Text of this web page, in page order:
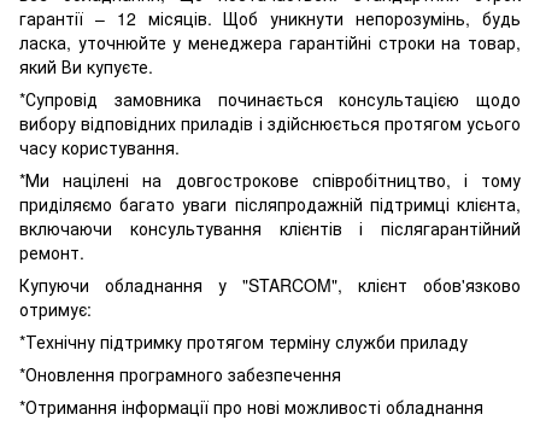
гарантії – 12 місяців. Щоб уникнути непорозумінь, будь
ласка, уточнюйте у менеджера гарантійні строки на товар,
який Ви купуєте.
*Супровід замовника починається консультацією щодо
вибору відповідних приладів і здійснюється протягом усього
часу користування.
*Ми націлені на довгострокове співробітництво, і тому
приділяємо багато уваги післяпродажній підтримці клієнта,
включаючи консультування клієнтів і післягарантійний
ремонт.
Купуючи обладнання у "STARCOM", клієнт обов'язково
отримує:
*Технічну підтримку протягом терміну служби приладу
*Оновлення програмного забезпечення
*Отримання інформації про нові можливості обладнання